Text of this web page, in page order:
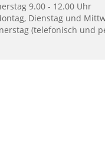
9.00 - 12.00 Uhr
Dienstag und
(telefonisch und